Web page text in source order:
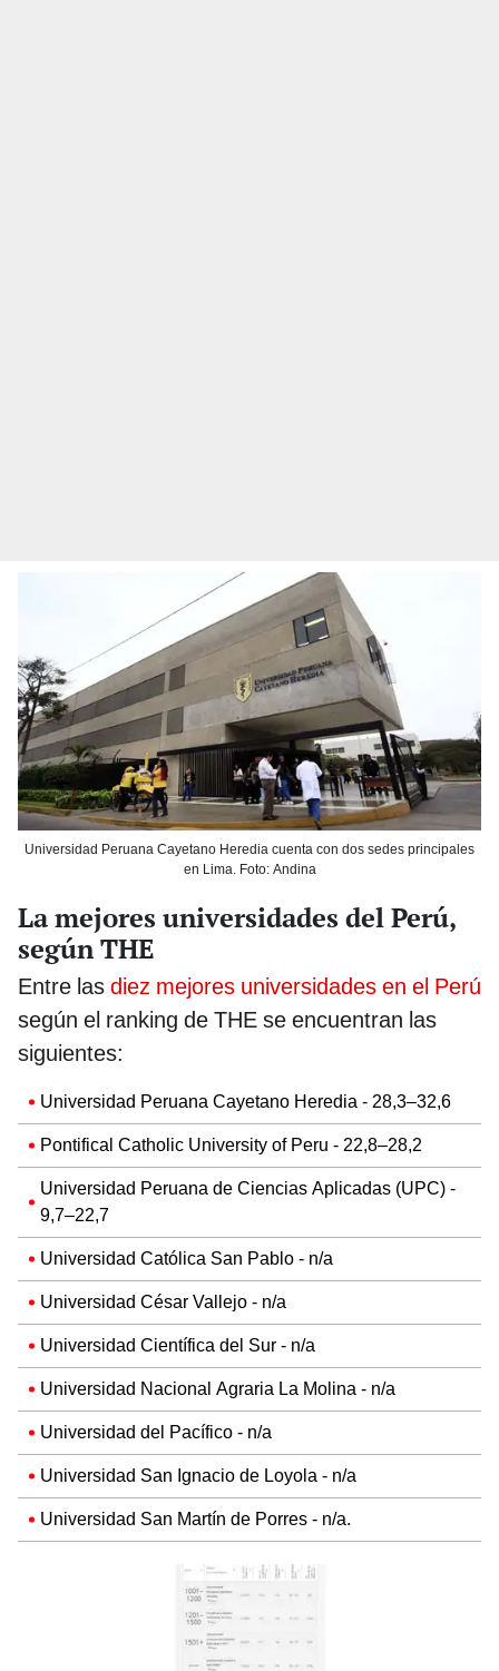
Universidad Peruana Cayetano Heredia cuenta con dos sedes principales
en Lima. Foto: Andina
La mejores universidades del Perú,
según THE
Entre las diez mejores universidades en el Perú
según el ranking de THE se encuentran las
siguientes:
Universidad Peruana Cayetano Heredia - 28,3–32,6
Pontifical Catholic University of Peru - 22,8–28,2
Universidad Peruana de Ciencias Aplicadas (UPC) -
9,7–22,7
Universidad Católica San Pablo - n/a
Universidad César Vallejo - n/a
Universidad Científica del Sur - n/a
Universidad Nacional Agraria La Molina - n/a
Universidad del Pacífico - n/a
Universidad San Ignacio de Loyola - n/a
Universidad San Martín de Porres - n/a.